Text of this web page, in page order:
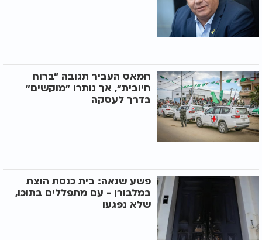
חמאס העביר תגובה "ברוח
חיובית", אך נותרו "מוקשים"
בדרך לעסקה
פשע שנאה: בית כנסת הוצת
במלבורן - עם מתפללים בתוכו,
שלא נפגעו